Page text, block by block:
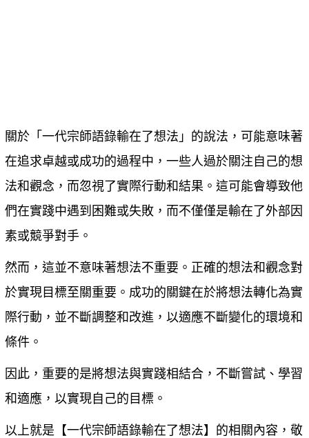
關於「一代宗師語錄輸在了想法」的說法，可能意味著
在追求卓越或成功的過程中，一些人過於關注自己的想
法和觀念，而忽視了實際行動和結果。這可能會導致他
們在實踐中遇到困難或失敗，而不僅僅是輸在了外部因
素或競爭對手。
然而，這並不意味著想法不重要。正確的想法和觀念對
於實現目標至關重要。成功的關鍵在於將想法轉化為實
際行動，並不斷調整和改進，以適應不斷變化的環境和
條件。
因此，重要的是將想法與實踐相結合，不斷嘗試、學習
和適應，以實現自己的目標。
以上就是【一代宗師語錄輸在了想法】的相關內容，敬